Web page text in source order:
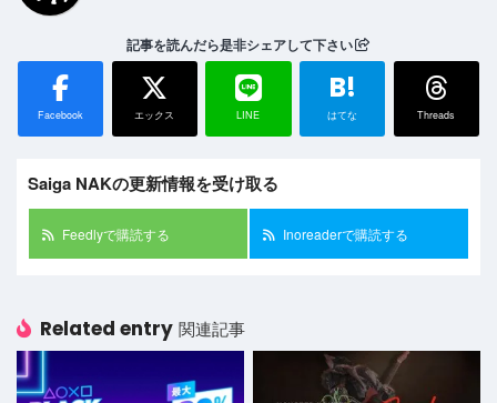
記事を読んだら是非シェアして下さい
Facebook エックス LINE
B!
はてな Threads
Saiga NAKの更新情報を受け取る
Feedlyで購読する Inoreaderで購読する
Related entry 関連記事